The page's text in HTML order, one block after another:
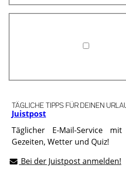
Juistpost
TÄGLICHE TIPPS FÜR DEINEN
Täglicher E-Mail-Service
Gezeiten, Wetter und Quiz!
Bei der Juistpost anmelden!